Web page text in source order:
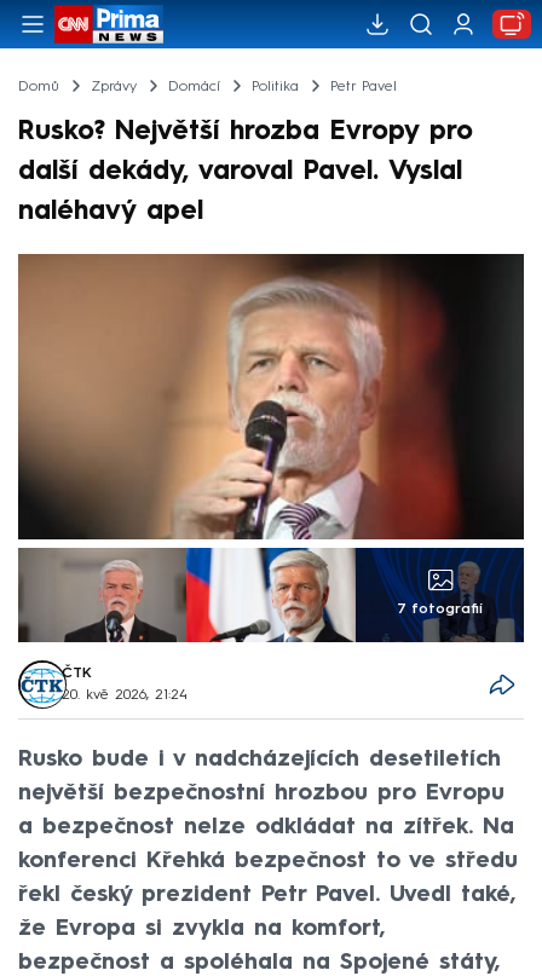
Domů Zprávy Domácí Politika Petr Pavel
Rusko? Největší hrozba Evropy pro
další dekády, varoval Pavel. Vyslal
naléhavý apel
7 fotografií
ČTK
20. kvě 2026, 21:24
Rusko bude i v nadcházejících desetiletích
největší bezpečnostní hrozbou pro Evropu
a bezpečnost nelze odkládat na zítřek. Na
konferenci Křehká bezpečnost to ve středu
řekl český prezident Petr Pavel. Uvedl také,
že Evropa si zvykla na komfort,
bezpečnost a spoléhala na Spojené státy,